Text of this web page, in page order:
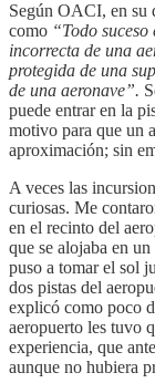
Según OACI, en su
como “Todo
incorrecta de una
protegida de una
de una aeronave”.
puede entrar en la
motivo para que un
aproximación; sin
A veces las
curiosas. Me
en el recinto del
que se alojaba en
puso a tomar el sol
dos pistas del
explicó como poco
aeropuerto les tuvo
experiencia, que
aunque no hubiera